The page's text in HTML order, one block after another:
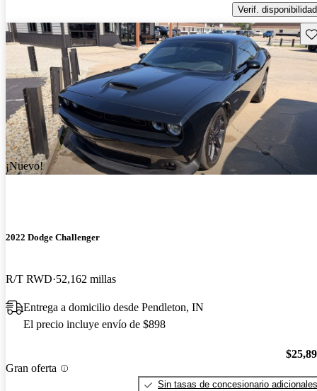
Verif. disponibilidad
¡Nuevo!
2022 Dodge Challenger
R/T RWD 52,162 millas
Entrega a domicilio desde Pendleton, IN
El precio incluye envío de $898
Gran oferta
Sin tasas de concesionario adicionales